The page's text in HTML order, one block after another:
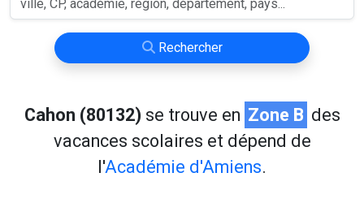
Rechercher
Cahon (80132) se trouve en Zone B des
vacances scolaires et dépend de
l'Académie d'Amiens.